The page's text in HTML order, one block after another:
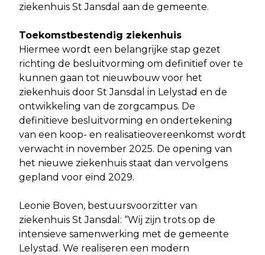
ziekenhuis St Jansdal aan de gemeente.
Toekomstbestendig ziekenhuis
Hiermee wordt een belangrijke stap gezet
richting de besluitvorming om definitief over te
kunnen gaan tot nieuwbouw voor het
ziekenhuis door St Jansdal in Lelystad en de
ontwikkeling van de zorgcampus. De
definitieve besluitvorming en ondertekening
van een koop- en realisatieovereenkomst wordt
verwacht in november 2025. De opening van
het nieuwe ziekenhuis staat dan vervolgens
gepland voor eind 2029.
Leonie Boven, bestuursvoorzitter van
ziekenhuis St Jansdal: “Wij zijn trots op de
intensieve samenwerking met de gemeente
Lelystad. We realiseren een modern